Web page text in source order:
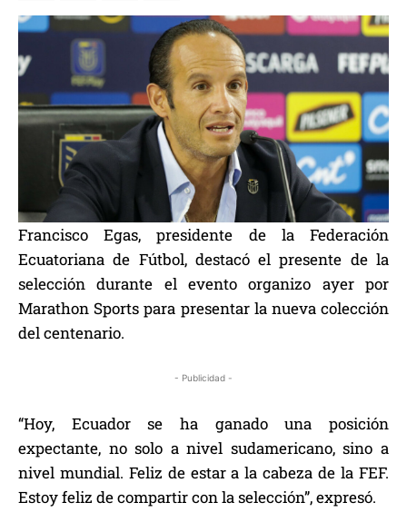
Francisco Egas, presidente de la Federación
Ecuatoriana de Fútbol, destacó el presente de la
selección durante el evento organizo ayer por
Marathon Sports para presentar la nueva colección
del centenario.
- Publicidad -
“Hoy, Ecuador se ha ganado una posición
expectante, no solo a nivel sudamericano, sino a
nivel mundial. Feliz de estar a la cabeza de la FEF.
Estoy feliz de compartir con la selección”, expresó.